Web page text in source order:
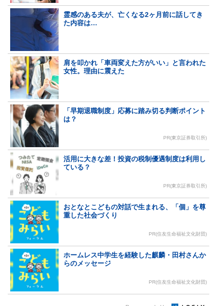
霊感のある夫が、亡くなる2ヶ月前に話してき
た内容は…
肩を叩かれ「車両変えた方がいい」と言われた
女性。理由に震えた
「早期退職制度」応募に踏み切る判断ポイント
は？
PR(東京証券取引所)
活用に大きな差！投資の税制優遇制度は利用し
ている？
PR(東京証券取引所)
おとなとこどもの対話で生まれる、「個」を尊
重した社会づくり
PR(住友生命福祉文化財団)
ホームレス中学生を経験した麒麟・田村さんか
らのメッセージ
PR(住友生命福祉文化財団)